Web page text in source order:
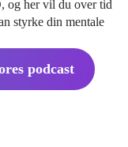
og her vil du over tid
styrke din mentale
podcast